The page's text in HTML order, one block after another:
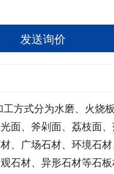
发送询价
方式分为水磨、火烧板
面、斧剁面、荔枝面、
、广场石材、环境石
石材、异形石材等石